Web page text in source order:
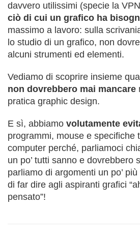
davvero utilissimi (specie la
ciò di cui un grafico ha
massimo a lavoro: sulla
lo studio di un grafico, non
alcuni strumenti ed elementi.
Vediamo di scoprire insieme
non dovrebbero mai mancare
pratica graphic design.
E sì, abbiamo volutamente
programmi, mouse e specifiche
computer perché, parliamoci
un po’ tutti sanno e dovrebbero
parliamo di argomenti un po’
di far dire agli aspiranti grafici
pensato”!